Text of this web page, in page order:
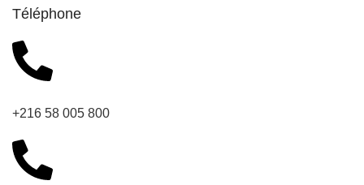
Téléphone
+216 58 005 800